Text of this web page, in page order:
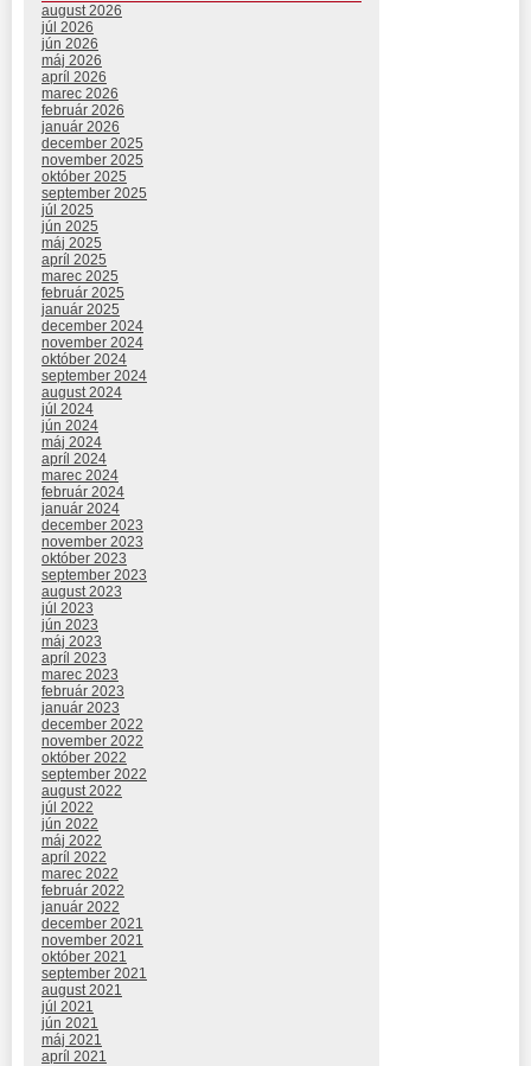
august 2026
júl 2026
jún 2026
máj 2026
apríl 2026
marec 2026
február 2026
január 2026
december 2025
november 2025
október 2025
september 2025
júl 2025
jún 2025
máj 2025
apríl 2025
marec 2025
február 2025
január 2025
december 2024
november 2024
október 2024
september 2024
august 2024
júl 2024
jún 2024
máj 2024
apríl 2024
marec 2024
február 2024
január 2024
december 2023
november 2023
október 2023
september 2023
august 2023
júl 2023
jún 2023
máj 2023
apríl 2023
marec 2023
február 2023
január 2023
december 2022
november 2022
október 2022
september 2022
august 2022
júl 2022
jún 2022
máj 2022
apríl 2022
marec 2022
február 2022
január 2022
december 2021
november 2021
október 2021
september 2021
august 2021
júl 2021
jún 2021
máj 2021
apríl 2021